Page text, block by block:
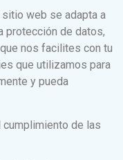
web se adapta a
protección de datos,
nos facilites con tu
que utilizamos para
y pueda
cumplimiento de las